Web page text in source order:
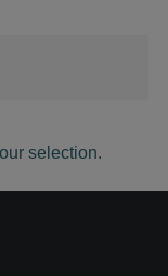
selection.